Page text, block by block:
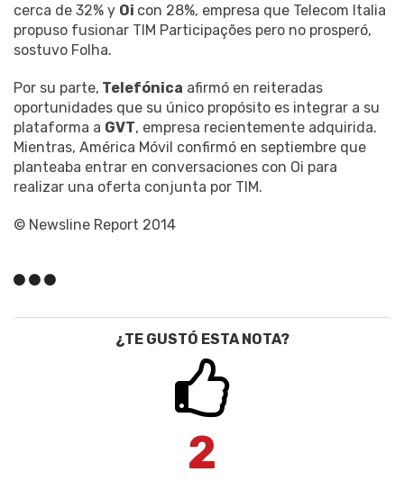
cerca de 32% y Oi con 28%, empresa que Telecom Italia
propuso fusionar TIM Participações pero no prosperó,
sostuvo Folha.
Por su parte, Telefónica afirmó en reiteradas
oportunidades que su único propósito es integrar a su
plataforma a GVT, empresa recientemente adquirida.
Mientras, América Móvil confirmó en septiembre que
planteaba entrar en conversaciones con Oi para
realizar una oferta conjunta por TIM.
© Newsline Report 2014
¿TE GUSTÓ ESTA NOTA?
2